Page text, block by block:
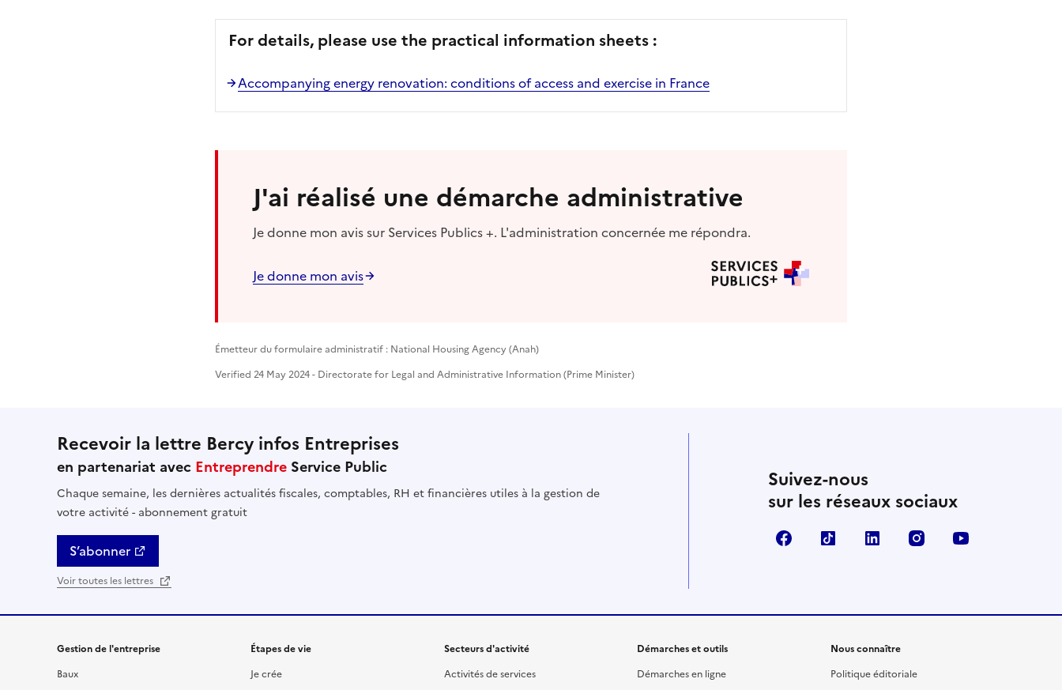
For details, please use the practical information sheets :
Accompanying energy renovation: conditions of access and exercise in France
J'ai réalisé une démarche administrative
Je donne mon avis sur Services Publics +. L'administration concernée me répondra.
Je donne mon avis
Émetteur du formulaire administratif : National Housing Agency (Anah)
Verified 24 May 2024 - Directorate for Legal and Administrative Information (Prime Minister)
Recevoir la lettre Bercy infos Entreprises
en partenariat avec Entreprendre Service Public
Chaque semaine, les dernières actualités fiscales, comptables, RH et financières utiles à la gestion de
votre activité - abonnement gratuit
S’abonner
Voir toutes les lettres
Suivez-nous
sur les réseaux sociaux
FacebookTikTok Linkedin Instagram
Gestion de l'entreprise
Baux
Étapes de vie
Je crée
Secteurs d'activité
Activités de services
Démarches et outils
Démarches en ligne
Nous connaître
Politique éditoriale